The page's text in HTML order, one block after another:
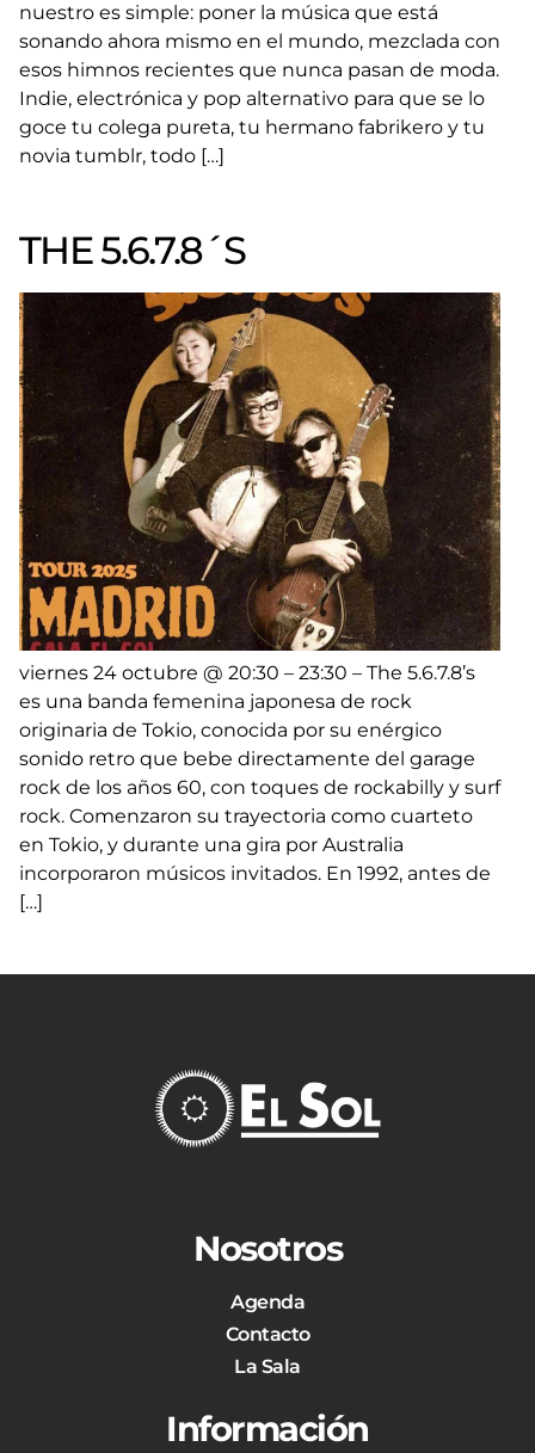
nuestro es simple: poner la música que está
sonando ahora mismo en el mundo, mezclada con
esos himnos recientes que nunca pasan de moda.
Indie, electrónica y pop alternativo para que se lo
goce tu colega pureta, tu hermano fabrikero y tu
novia tumblr, todo […]
THE 5.6.7.8´S
viernes 24 octubre @ 20:30 – 23:30 – The 5.6.7.8’s
es una banda femenina japonesa de rock
originaria de Tokio, conocida por su enérgico
sonido retro que bebe directamente del garage
rock de los años 60, con toques de rockabilly y surf
rock. Comenzaron su trayectoria como cuarteto
en Tokio, y durante una gira por Australia
incorporaron músicos invitados. En 1992, antes de
[…]
Nosotros
Agenda
Contacto
La Sala
Información